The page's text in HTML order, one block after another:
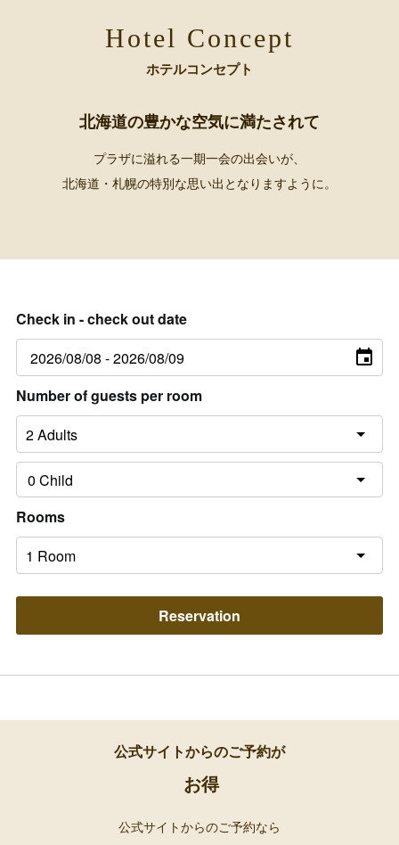
Hotel Concept
ホテルコンセプト
北海道の豊かな空気に満たされて
プラザに溢れる一期一会の出会いが、
北海道・札幌の特別な思い出となりますように。
Check in - check out date
Number of guests per room
Rooms
Reservation
公式サイトからのご予約が
お得
公式サイトからのご予約なら